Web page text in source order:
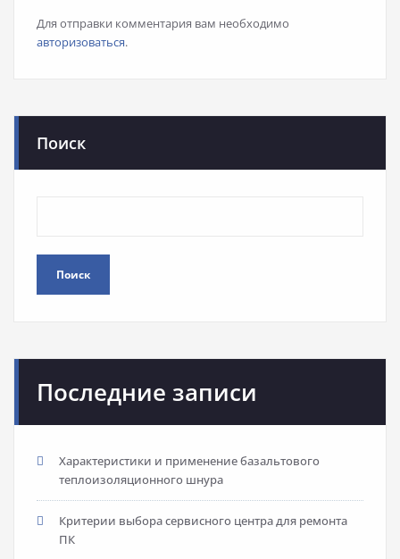
Для отправки комментария вам необходимо
авторизоваться.
Поиск
Поиск
Последние записи
Характеристики и применение базальтового
теплоизоляционного шнура
Критерии выбора сервисного центра для ремонта
ПК